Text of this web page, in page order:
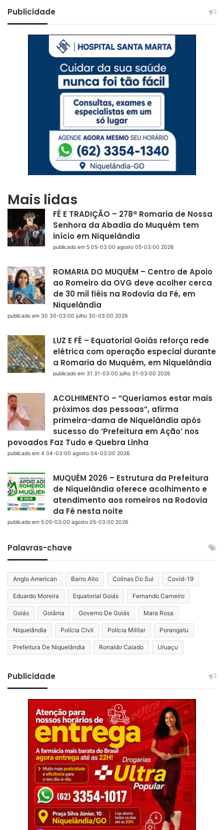
Publicidade
Mais lidas
FÉ E TRADIÇÃO – 278ª Romaria de Nossa
Senhora da Abadia do Muquém tem
início em Niquelândia
publicado em 5 05-03:00 agosto 05-03:00 2026
ROMARIA DO MUQUÉM – Centro de Apoio
ao Romeiro da OVG deve acolher cerca
de 30 mil fiéis na Rodovia da Fé, em
Niquelândia
publicado em 30 30-03:00 julho 30-03:00 2026
LUZ E FÉ – Equatorial Goiás reforça rede
elétrica com operação especial durante
a Romaria do Muquém, em Niquelândia
publicado em 31 31-03:00 julho 31-03:00 2026
ACOLHIMENTO – “Queríamos estar mais
próximos das pessoas”, afirma
primeira-dama de Niquelândia após
sucesso do ‘Prefeitura em Ação’ nos
povoados Faz Tudo e Quebra Linha
publicado em 4 04-03:00 agosto 04-03:00 2026
MUQUÉM 2026 – Estrutura da Prefeitura
de Niquelândia oferece acolhimento e
atendimento aos romeiros na Rodovia
da Fé nesta noite
publicado em 5 05-03:00 agosto 05-03:00 2026
Palavras-chave
Anglo American Barro Alto Colinas Do Sul Covid-19
Eduardo Moreira Equatorial Goiás Fernando Carneiro
Goiás Goiânia Governo De Goiás Mara Rosa
Niquelândia Polícia Civil Polícia Militar Porangatu
Prefeitura De Niquelândia Ronaldo Caiado Uruaçu
Publicidade